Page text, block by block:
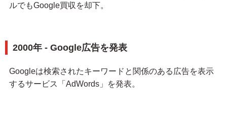
ルでもGoogle買収を却下。
2000年 - Google広告を発表
Googleは検索されたキーワードと関係のある広告を表示
するサービス「AdWords」を発表。